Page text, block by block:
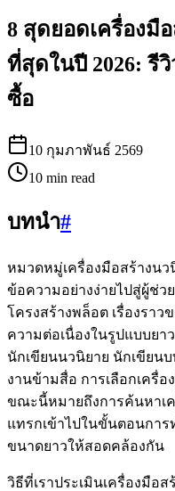
8 สุดยอดเครื่องมื
ที่สุดในปี 2026: รี
ซื้อ
10 กุมภาพันธ์ 2569
10 min read
บทนำ#
หมวดหมู่เครื่องมือสร้างน
ข้อความอย่างง่ายไปสู่ผู้ช่ว
โครงสร้างพล็อต เรื่องราว
ความต่อเนื่องในรูปแบบยา
นักเขียนนวนิยาย นักเขียน
งานข้ามสื่อ การเลือกเครื่
ขณะนี้หมายถึงการค้นหาเ
แทรกเข้าไปในขั้นตอนกา
ขนาดยาวให้สอดคล้องกัน
วิธีที่เราประเมินเครื่องมือ